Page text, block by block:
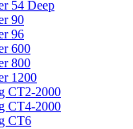
54 Deep
90
96
600
800
1200
CT2-2000
CT4-2000
CT6